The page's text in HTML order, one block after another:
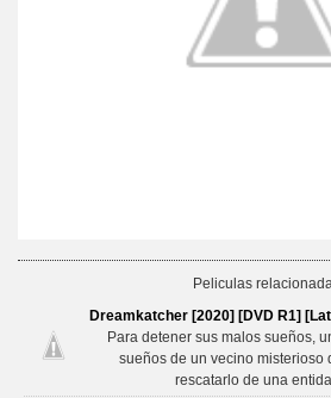
Peliculas
Dreamkatcher [2020] [DVD R1]
Para detener sus malos sueños,
sueños de un vecino misterioso
rescatarlo de una